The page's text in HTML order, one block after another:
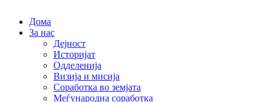
Дома
За нас
Дејност
Историјат
Одделенија
Визија и мисија
Соработка во земјата
Меѓународна соработка